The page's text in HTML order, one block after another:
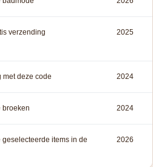
verzending 2025
met deze code 2024
broeken 2024
items in de
2026